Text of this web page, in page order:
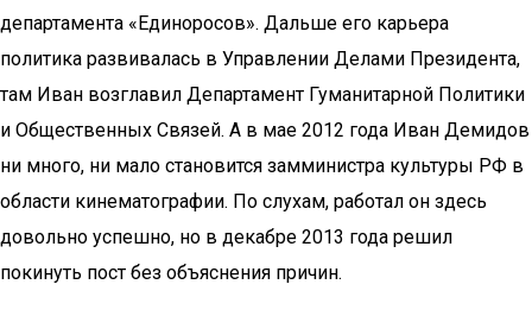
департамента «Единоросов». Дальше его карьера
политика развивалась в Управлении Делами Президента,
там Иван возглавил Департамент Гуманитарной Политики
и Общественных Связей. А в мае 2012 года Иван Демидов
ни много, ни мало становится замминистра культуры РФ в
области кинематографии. По слухам, работал он здесь
довольно успешно, но в декабре 2013 года решил
покинуть пост без объяснения причин.